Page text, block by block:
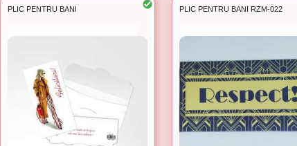
PLIC PENTRU BANI PLIC PENTRU BANI RZM-022